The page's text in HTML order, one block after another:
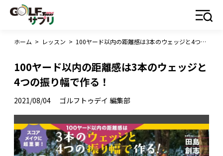
ホーム > レッスン > 100ヤード以内の距離感は3本のウェッジと4つの振り幅で作る！
100ヤード以内の距離感は3本のウェッジと
4つの振り幅で作る！
2021/08/04 ゴルフトゥデイ 編集部